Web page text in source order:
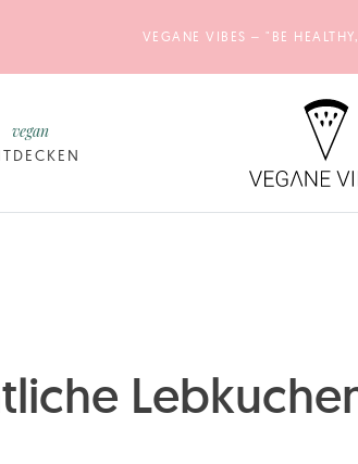
VEGANE VIBES – "BE
vegan